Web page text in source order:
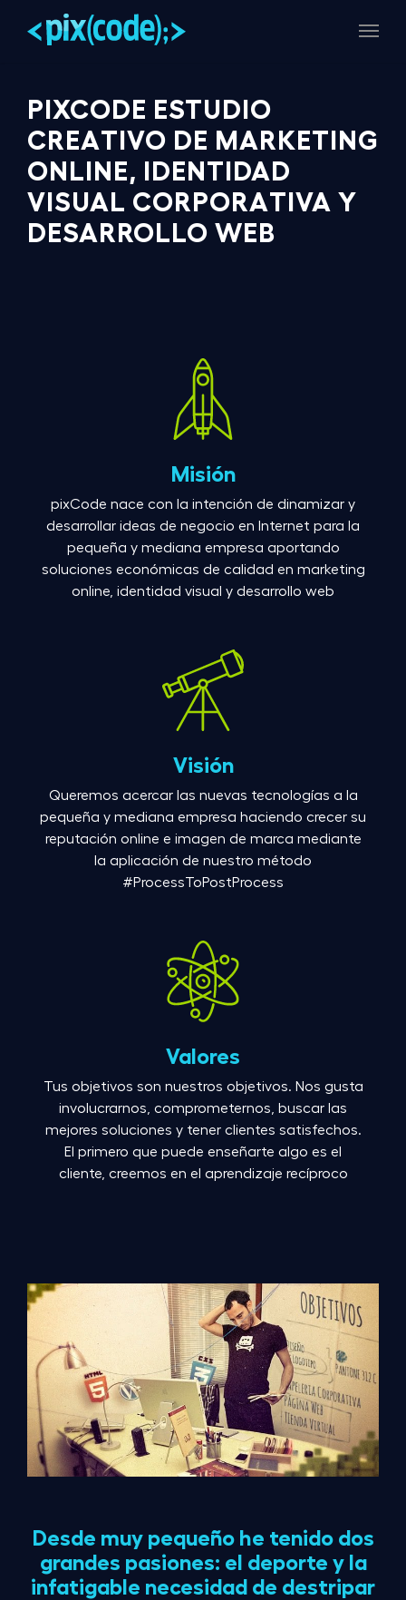
PIXCODE ESTUDIO
CREATIVO DE MARKETING
ONLINE, IDENTIDAD
VISUAL CORPORATIVA Y
DESARROLLO WEB
Misión
pixCode nace con la intención de dinamizar y
desarrollar ideas de negocio en Internet para la
pequeña y mediana empresa aportando
soluciones económicas de calidad en marketing
online, identidad visual y desarrollo web
Visión
Queremos acercar las nuevas tecnologías a la
pequeña y mediana empresa haciendo crecer su
reputación online e imagen de marca mediante
la aplicación de nuestro método
#ProcessToPostProcess
Valores
Tus objetivos son nuestros objetivos. Nos gusta
involucrarnos, comprometernos, buscar las
mejores soluciones y tener clientes satisfechos.
El primero que puede enseñarte algo es el
cliente, creemos en el aprendizaje recíproco
Desde muy pequeño he tenido dos
grandes pasiones: el deporte y la
infatigable necesidad de destripar